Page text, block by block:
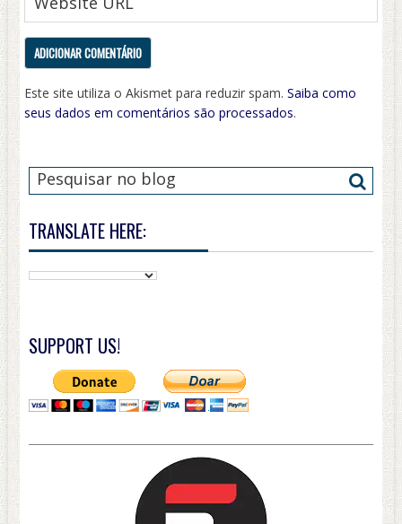
Este site utiliza o Akismet para reduzir spam.Saiba como
seus dados em comentários são processados.
TRANSLATE HERE:
SUPPORT US!